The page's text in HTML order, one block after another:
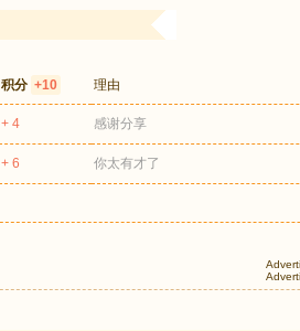
积分 +10 理由
+ 4 感谢分享
+ 6 你太有才了